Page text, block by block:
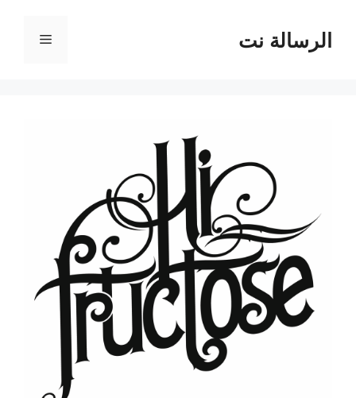
المحتوىالرسالة نت القائمة